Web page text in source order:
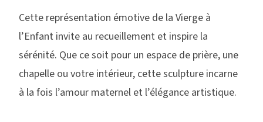
Cette représentation émotive de la Vierge à
l’Enfant invite au recueillement et inspire la
sérénité. Que ce soit pour un espace de prière, une
chapelle ou votre intérieur, cette sculpture incarne
à la fois l’amour maternel et l’élégance artistique.